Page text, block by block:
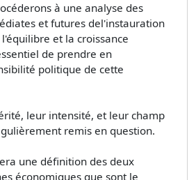
à une analyse des
et futures del'instauration
et la croissance
de prendre en
politique de cette
leur intensité, et leur champ
remis en question.
une définition des deux
économiques que sont le